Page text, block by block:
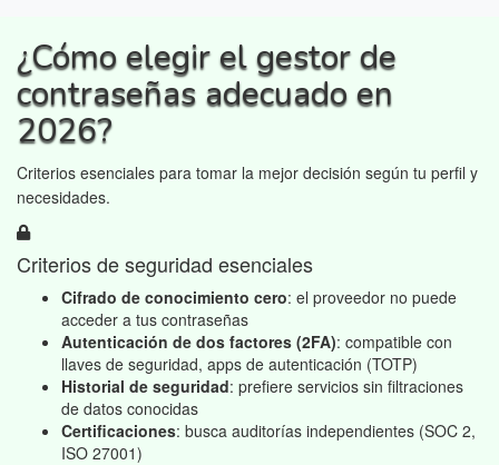
¿Cómo elegir el gestor de
contraseñas adecuado en
2026?
Criterios esenciales para tomar la mejor decisión según tu perfil y
necesidades.
Criterios de seguridad esenciales
Cifrado de conocimiento cero: el proveedor no puede
acceder a tus contraseñas
Autenticación de dos factores (2FA): compatible con
llaves de seguridad, apps de autenticación (TOTP)
Historial de seguridad: prefiere servicios sin filtraciones
de datos conocidas
Certificaciones: busca auditorías independientes (SOC 2,
ISO 27001)